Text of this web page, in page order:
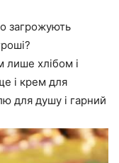
загрожують
лише хлібом і
і крем для
для душу і гарний